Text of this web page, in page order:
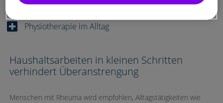
Physiotherapie im Alltag
Haushaltsarbeiten in kleinen Schritten
verhindert Überanstrengung
Menschen mit Rheuma wird empfohlen, Alltagstätigkeiten wie